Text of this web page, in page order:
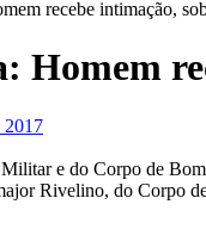
recebe intimação,
Homem
2017
e do Corpo de
Rivelino, do Corpo